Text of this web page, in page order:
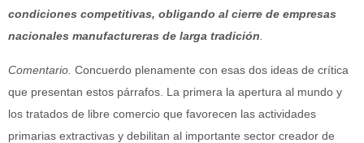
condiciones competitivas, obligando al cierre de empresas
nacionales manufactureras de larga tradición.
Comentario. Concuerdo plenamente con esas dos ideas de crítica
que presentan estos párrafos. La primera la apertura al mundo y
los tratados de libre comercio que favorecen las actividades
primarias extractivas y debilitan al importante sector creador de